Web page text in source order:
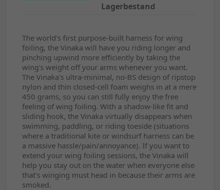
Lagerbestand
The world's first purpose-built harness for wing
foiling, the Vinaka will have you riding longer and
pinching upwind more efficiently by taking the
wing's weight off your arms whenever you want.
The Vinaka's ultra-minimal, no-BS design of ripstop
nylon and thin closed-cell foam weighs in at a mere
450 grams, so you can still fully enjoy the free
feeling of wing foiling. With a shadow-like fit and
sliding hook, the Vinaka virtually disappears when
swimming, paddling, or riding toeside (situations
where a traditional kite or windsurf harness can be
a massive hassle/pain/annoyance). If you want to
extend your wing foiling sessions, the Vinaka will
help you stay out on the water when everyone else
that's winging must head in because their arms are
smoked.